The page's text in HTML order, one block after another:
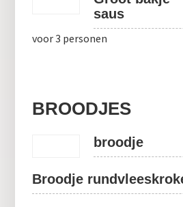
saus
voor 3 personen
BROODJES
broodje
Broodje